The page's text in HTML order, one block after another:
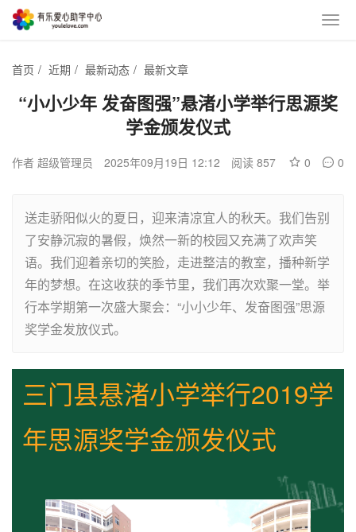
首页 / 近期 / 最新动态 / 最新文章
“小小少年 发奋图强”悬渚小学举行思源奖
学金颁发仪式
作者 超级管理员 2025年09月19日 12:12 阅读 857 0 0
送走骄阳似火的夏日，迎来清凉宜人的秋天。我们告别
了安静沉寂的暑假，焕然一新的校园又充满了欢声笑
语。我们迎着亲切的笑脸，走进整洁的教室，播种新学
年的梦想。在这收获的季节里，我们再次欢聚一堂。举
行本学期第一次盛大聚会：“小小少年、发奋图强”思源
奖学金发放仪式。
三门县悬渚小学举行2019学
年思源奖学金颁发仪式